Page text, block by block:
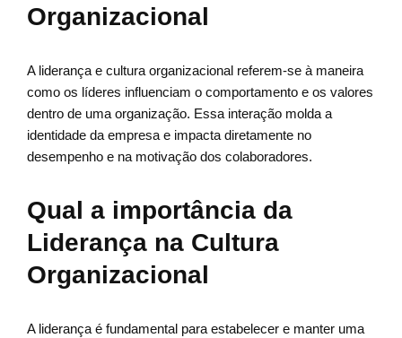
Organizacional
A liderança e cultura organizacional referem-se à maneira
como os líderes influenciam o comportamento e os valores
dentro de uma organização. Essa interação molda a
identidade da empresa e impacta diretamente no
desempenho e na motivação dos colaboradores.
Qual a importância da
Liderança na Cultura
Organizacional
A liderança é fundamental para estabelecer e manter uma